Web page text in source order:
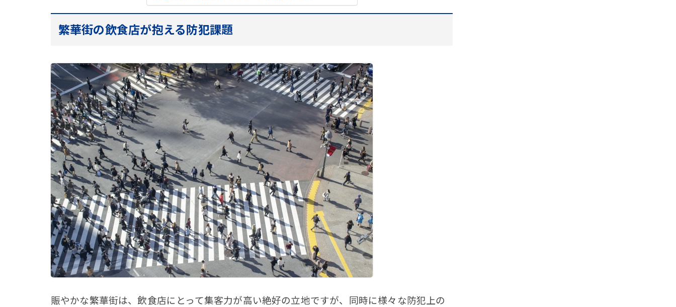
繁華街の飲食店が抱える防犯課題
賑やかな繁華街は、飲食店にとって集客力が高い絶好の立地ですが、同時に様々な防犯上の